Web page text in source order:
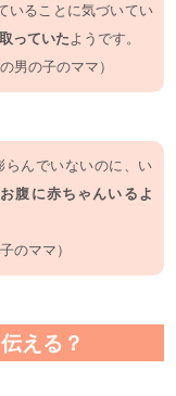
いることに気づいてい
っていたようです。
男の子のママ）
らんでいないのに、い
お腹に赤ちゃんいるよ
のママ）
える？